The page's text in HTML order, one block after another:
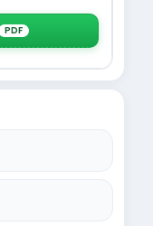
PDF